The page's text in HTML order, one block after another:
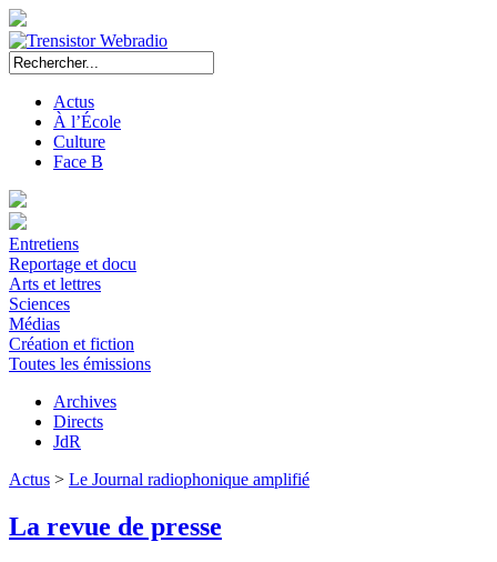
Actus
À l’École
Culture
Face B
Entretiens
Reportage et docu
Arts et lettres
Sciences
Médias
Création et fiction
Toutes les émissions
Archives
Directs
JdR
Actus > Le Journal radiophonique amplifié
La revue de presse